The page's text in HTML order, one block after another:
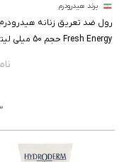
برند هیدرودرم
رول ضد تعریق زنانه
Fresh Energy حجم 50 میلی لیتر